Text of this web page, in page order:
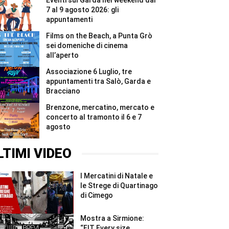
#Shorts
agosto
#Shorts
7 al 9 agosto 2026: gli
appuntamenti
Films on the Beach, a Punta Grò
sei domeniche di cinema
all’aperto
Associazione 6 Luglio, tre
appuntamenti tra Salò, Garda e
Bracciano
Brenzone, mercatino, mercato e
concerto al tramonto il 6 e 7
agosto
VIDEO
I Mercatini di Natale e
le Strege di Quartinago
di Cimego
Mostra a Sirmione: